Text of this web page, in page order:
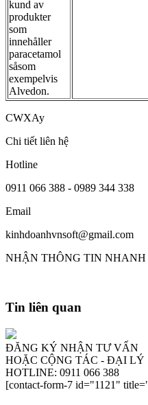
kund av
produkter
som
innehåller
paracetamol
såsom
exempelvis
Alvedon.
CWXAy
Chi tiết liên hệ
Hotline
0911 066 388 - 0989 344 338
Email
kinhdoanhvnsoft@gmail.com
NHẬN THÔNG TIN NHANH
Tin liên quan
ĐĂNG KÝ NHẬN TƯ VẤN
HOẶC CỘNG TÁC - ĐẠI LÝ
HOTLINE: 0911 066 388
[contact-form-7 id="1121"